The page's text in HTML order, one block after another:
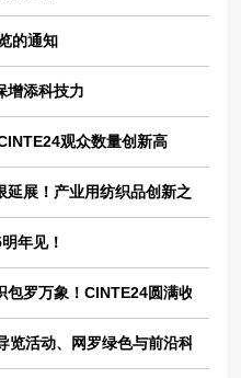
的通知
增添科技力
观众数量创新高
延展！产业用纺织品创新之路越
年见！
罗万象！CINTE24圆满收官
活动、网罗绿色与前沿科技